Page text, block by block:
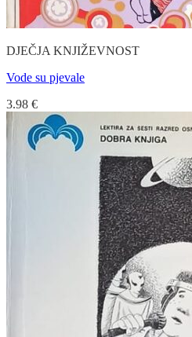
DJEČJA KNJIŽEVNOST
Vode su pjevale
3.98 €